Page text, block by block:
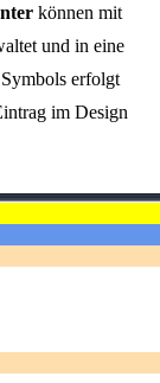
können mit
und in eine
erfolgt
im Design